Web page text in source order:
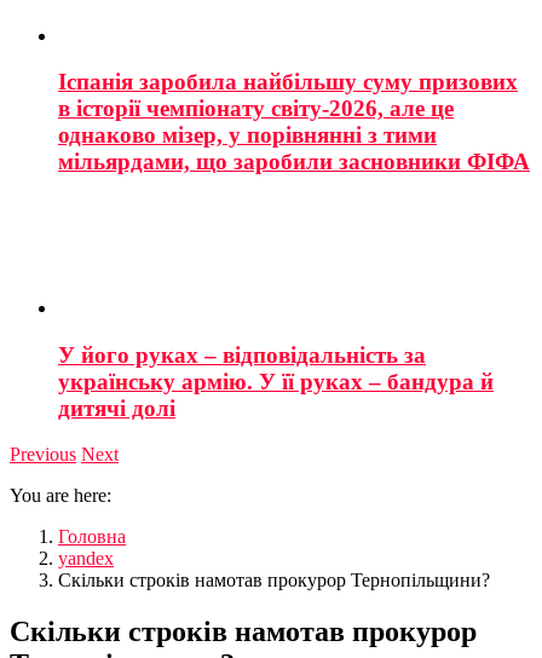
Іспанія заробила найбільшу суму призових
в історії чемпіонату світу-2026, але це
однаково мізер, у порівнянні з тими
мільярдами, що заробили засновники ФІФА
У його руках – відповідальність за
українську армію. У її руках – бандура й
дитячі долі
Previous Next
You are here:
Головна
yandex
Скільки строків намотав прокурор Тернопільщини?
Скільки строків намотав прокурор